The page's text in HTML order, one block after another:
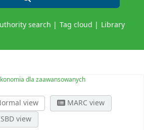
search Tag cloud Library
dla zaawansowanych
view
MARC view
view